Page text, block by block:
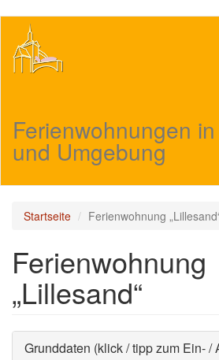
Inhalt
Ferienwohnungen
und Umgebung
Startseite Ferienwohnung
Ferienwohnung
„Lillesand“
Ausblenden
Grunddaten (klick / tipp zum Ein- /